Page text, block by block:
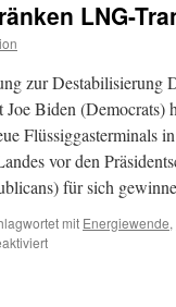
LNG-
zur Destabilisierung
Biden (Democrats)
Flüssiggasterminals
vor den
für sich
mit Energiewende,
für